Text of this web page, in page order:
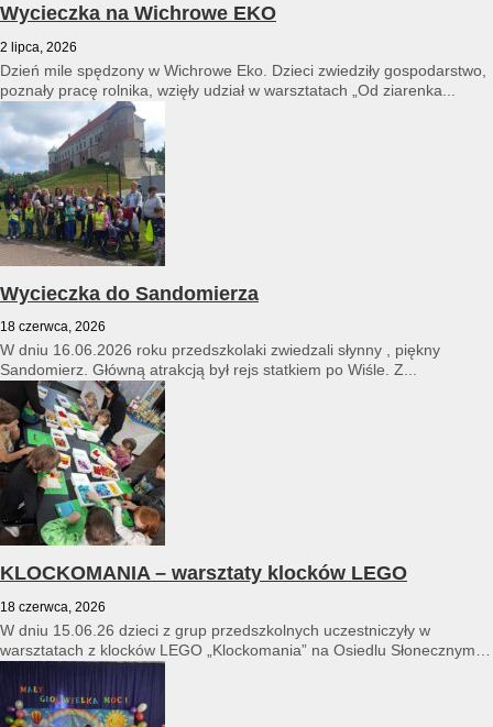
Wycieczka na Wichrowe EKO
2 lipca, 2026
Dzień mile spędzony w Wichrowe Eko. Dzieci zwiedziły gospodarstwo,
poznały pracę rolnika, wzięły udział w warsztatach „Od ziarenka...
Wycieczka do Sandomierza
18 czerwca, 2026
W dniu 16.06.2026 roku przedszkolaki zwiedzali słynny , piękny
Sandomierz. Główną atrakcją był rejs statkiem po Wiśle. Z...
KLOCKOMANIA – warsztaty klocków LEGO
18 czerwca, 2026
W dniu 15.06.26 dzieci z grup przedszkolnych uczestniczyły w
warsztatach z klocków LEGO „Klockomania” na Osiedlu Słonecznym